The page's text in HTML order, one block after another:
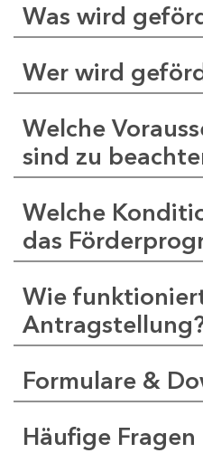
Was wird
Wer wird
Welche
sind zu
Welche
das
Wie
Formulare &
Häufige Fragen